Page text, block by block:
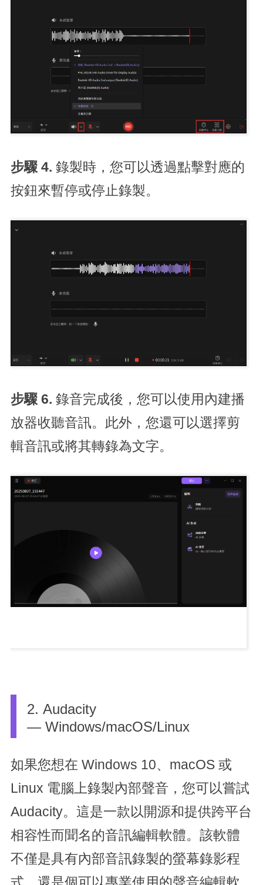
步驟 4. 錄製時，您可以透過點擊對應的
按鈕來暫停或停止錄製。
步驟 6. 錄音完成後，您可以使用內建播
放器收聽音訊。此外，您還可以選擇剪
輯音訊或將其轉錄為文字。
2. Audacity
— Windows/macOS/Linux
如果您想在 Windows 10、macOS 或
Linux 電腦上錄製內部聲音，您可以嘗試
Audacity。這是一款以開源和提供跨平台
相容性而聞名的音訊編輯軟體。該軟體
不僅是具有內部音訊錄製的螢幕錄影程